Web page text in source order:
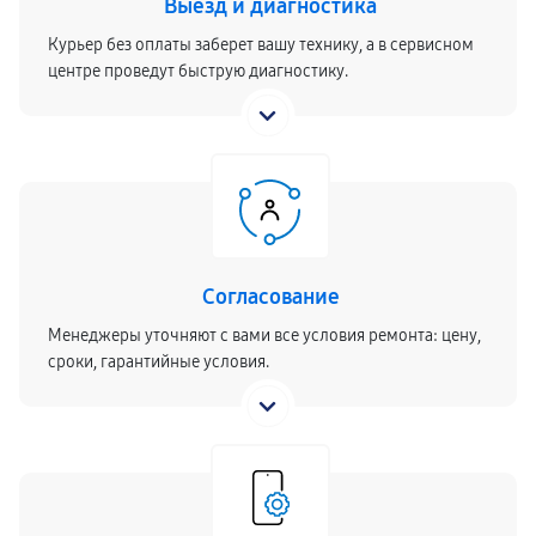
Выезд и диагностика
Курьер без оплаты заберет вашу технику, а в сервисном
центре проведут быструю диагностику.
Согласование
Менеджеры уточняют с вами все условия ремонта: цену,
сроки, гарантийные условия.